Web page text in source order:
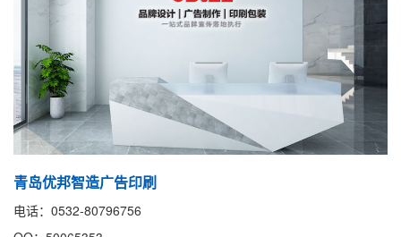
青岛优邦智造广告印刷
电话：0532-80796756